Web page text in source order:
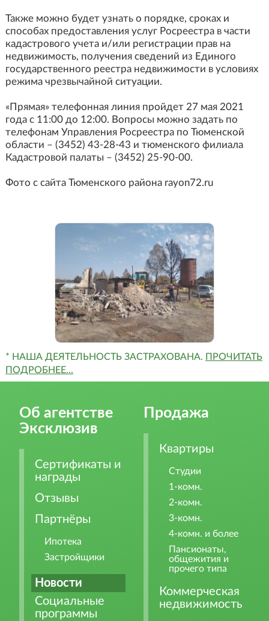
Также можно будет узнать о порядке, сроках и
способах предоставления услуг Росреестра в части
кадастрового учета и/или регистрации прав на
недвижимость, получения сведений из Единого
государственного реестра недвижимости в условиях
режима чрезвычайной ситуации.
«Прямая» телефонная линия пройдет 27 мая 2021
года с 11:00 до 12:00. Вопросы можно задать по
телефонам Управления Росреестра по Тюменской
области – (3452) 43-28-43 и тюменского филиала
Кадастровой палаты – (3452) 25-90-00.
Фото с сайта Тюменского района rayon72.ru
* НАША ДЕЯТЕЛЬНОСТЬ ЗАСТРАХОВАНА. ПРОЧИТАТЬ
ПОДРОБНЕЕ...
Об агентстве
Эксклюзив
Сертификаты и
награды
Отзывы
Партнёры
Ипотека
Застройщики
Новости
Социальные
программы
Продажа
Квартиры
Студии
1-комн.
2-комн.
3-комн.
4-комн. и более
Пансионаты,
общежития и
прочего типа
Коммерческая
недвижимость